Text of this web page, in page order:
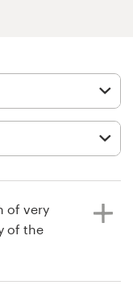
of very